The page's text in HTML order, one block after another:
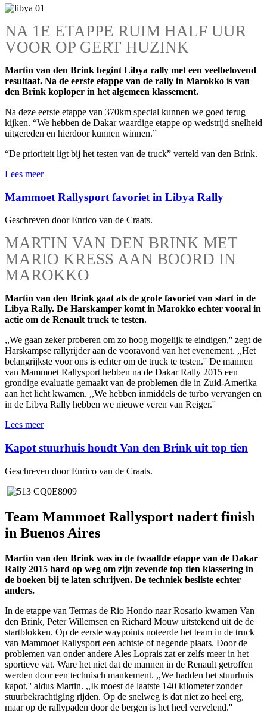
NA 1E ETAPPE RUIM HALF UUR
VOOR OP GERT HUZINK
Martin van den Brink begint Libya rally met een veelbelovend
resultaat. Na de eerste etappe van de rally in Marokko is van
den Brink koploper in het algemeen klassement.
Na deze eerste etappe van 370km special kunnen we goed terug
kijken. “We hebben de Dakar waardige etappe op wedstrijd snelheid
uitgereden en hierdoor kunnen winnen.”
“De prioriteit ligt bij het testen van de truck” verteld van den Brink.
Lees meer
Mammoet Rallysport favoriet in Libya Rally
Geschreven door Enrico van de Craats.
MARTIN VAN DEN BRINK MET
MARIO KRESS AAN BOORD IN
MAROKKO
Martin van den Brink gaat als de grote favoriet van start in de
Libya Rally. De Harskamper komt in Marokko echter vooral in
actie om de Renault truck te testen.
,,We gaan zeker proberen om zo hoog mogelijk te eindigen,'' zegt de
Harskampse rallyrijder aan de vooravond van het evenement. ,,Het
belangrijkste voor ons is echter om de truck te testen.'' De mannen
van Mammoet Rallysport hebben na de Dakar Rally 2015 een
grondige evaluatie gemaakt van de problemen die in Zuid-Amerika
aan het licht kwamen. ,,We hebben inmiddels de turbo vervangen en
in de Libya Rally hebben we nieuwe veren van Reiger.''
Lees meer
Kapot stuurhuis houdt Van den Brink uit top tien
Geschreven door Enrico van de Craats.
Team Mammoet Rallysport nadert finish
in Buenos Aires
Martin van den Brink was in de twaalfde etappe van de Dakar
Rally 2015 hard op weg om zijn zevende top tien klassering in
de boeken bij te laten schrijven. De techniek besliste echter
anders.
In de etappe van Termas de Rio Hondo naar Rosario kwamen Van
den Brink, Peter Willemsen en Richard Mouw uitstekend uit de de
startblokken. Op de eerste waypoints noteerde het team in de truck
van Mammoet Rallysport een achtste of negende plaats. Door de
problemen van onder andere Ales Loprais zat er zelfs meer in het
sportieve vat. Ware het niet dat de mannen in de Renault getroffen
werden door een technisch mankement. ,,We hadden het stuurhuis
kapot,'' aldus Martin. ,,Ik moest de laatste 140 kilometer zonder
stuurbekrachtiging rijden. Op de snelweg is dat niet zo heel erg,
maar op de rallypaden door de bergen is het heel vervelend.''